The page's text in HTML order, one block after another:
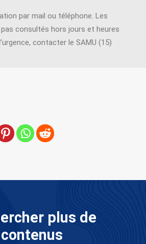
par mail ou téléphone. Les
consultés hors jours et heures
contacter le SAMU (15)
plus de
contenus